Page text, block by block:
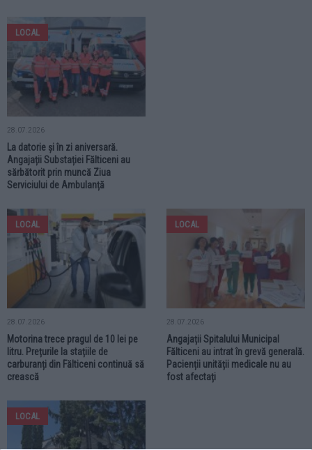
LOCAL
28.07.2026
La datorie și în zi aniversară.
Angajații Substației Fălticeni au
sărbătorit prin muncă Ziua
Serviciului de Ambulanță
LOCAL
28.07.2026
Motorina trece pragul de 10 lei pe
litru. Prețurile la stațiile de
carburanți din Fălticeni continuă să
crească
LOCAL
28.07.2026
Angajații Spitalului Municipal
Fălticeni au intrat în grevă generală.
Pacienții unității medicale nu au
fost afectați
LOCAL